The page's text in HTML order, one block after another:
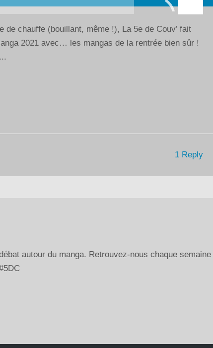
flèches
pour
augmenter
de chauffe (bouillant, même !), La 5e de Couv’ fait
2021 avec… les mangas de la rentrée bien sûr !
1 Reply
autour du manga. Retrouvez-nous chaque semaine